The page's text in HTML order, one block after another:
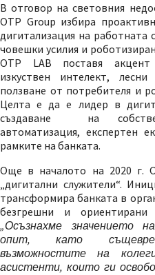
В отговор на световния
OTP Group избира
дигитализация на работната
човешки усилия и
OTP LAB поставя акцент
изкуствен интелект,
ползване от потребителя и
Целта е да е лидер в
създаване на
автоматизация, експертен
рамките на банката.
Още в началото на 2020 г.
„дигитални служители“.
трансформира банката в
безгрешни и
„Осъзнахме значението
опит, като
възможностите на
асистенти, които ги